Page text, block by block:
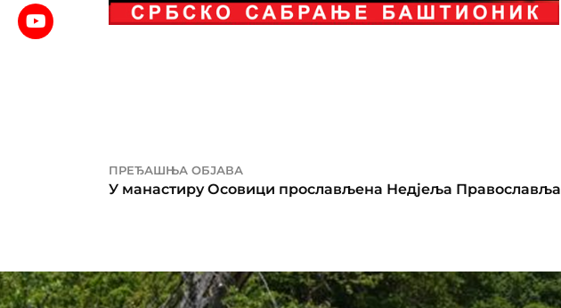
ПРЕЂАШЊА ОБЈАВА
У манастиру Осовици прослављена Недјеља Православља